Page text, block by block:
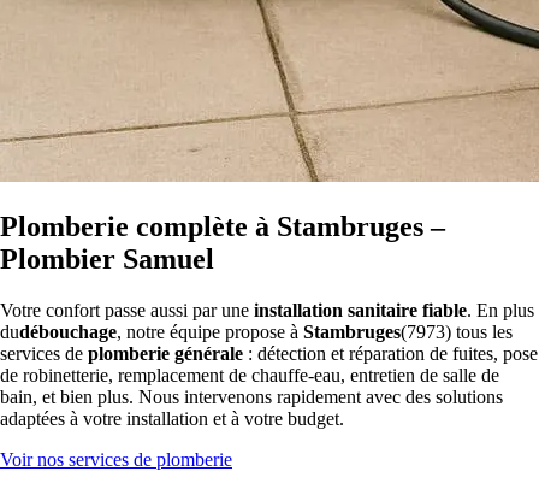
Plomberie complète à Stambruges –
Plombier Samuel
Votre confort passe aussi par une installation sanitaire fiable. En plus
dudébouchage, notre équipe propose à Stambruges(7973) tous les
services de plomberie générale : détection et réparation de fuites, pose
de robinetterie, remplacement de chauffe-eau, entretien de salle de
bain, et bien plus. Nous intervenons rapidement avec des solutions
adaptées à votre installation et à votre budget.
Voir nos services de plomberie